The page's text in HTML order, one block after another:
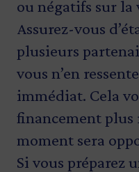
ou négatifs sur la
Assurez-vous
plusieurs
vous n’en
immédiat. Cela
financement
moment sera
Si vous préparez